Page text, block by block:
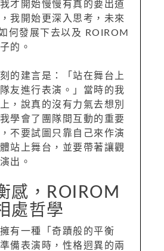
才開始慢慢有真的要出道
我開始更深入思考，未來
何發展下去以及 ROIROM
的。
的建言是：「站在舞台上
友進行表演。」當時的我
，說真的沒有力氣去想別
學會了團隊間互動的重要
不要試圖只靠自己來作演
站上舞台，並要帶著讓觀
出。
感，ROIROM
處哲學
有一種「奇蹟般的平衡
備表演時，性格迥異的兩